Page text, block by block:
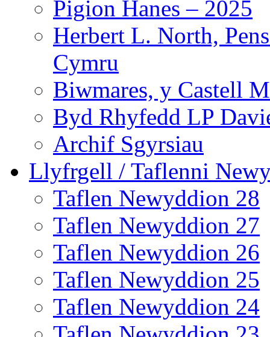
Pigion Hanes – 2025
Herbert L. North,
Cymru
Biwmares, y Castell
Byd Rhyfedd LP
Archif Sgyrsiau
Llyfrgell / Taflenni
Taflen Newyddion 28
Taflen Newyddion 27
Taflen Newyddion 26
Taflen Newyddion 25
Taflen Newyddion 24